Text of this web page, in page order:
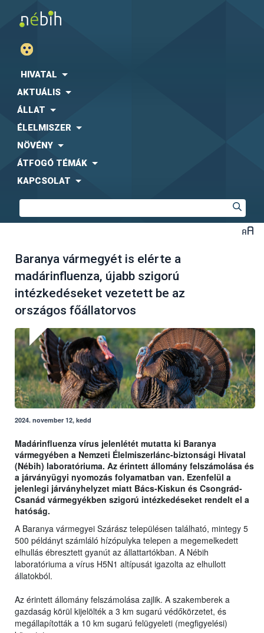
HIVATAL
AKTUÁLIS
ÁLLAT
ÉLELMISZER
NÖVÉNY
ÁTFOGÓ TÉMÁK
KAPCSOLAT
Baranya vármegyét is elérte a
madárinfluenza, újabb szigorú
intézkedéseket vezetett be az
országos főállatorvos
2024. november 12, kedd
Madárinfluenza vírus jelenlétét mutatta ki Baranya
vármegyében a Nemzeti Élelmiszerlánc-biztonsági Hivatal
(Nébih) laboratóriuma. Az érintett állomány felszámolása és
a járványügyi nyomozás folyamatban van. Ezenfelül a
jelenlegi járványhelyzet miatt Bács-Kiskun és Csongrád-
Csanád vármegyékben szigorú intézkedéseket rendelt el a
hatóság.
A Baranya vármegyei Szárász településen található, mintegy 5
500 példányt számláló hízópulyka telepen a megemelkedett
elhullás ébresztett gyanút az állattartókban. A Nébih
laboratóriuma a vírus H5N1 altípusát igazolta az elhullott
állatokból.
Az érintett állomány felszámolása zajlik. A szakemberek a
gazdaság körül kijelölték a 3 km sugarú védőkörzetet, és
megállapították a 10 km sugarú felügyeleti (megfigyelési)